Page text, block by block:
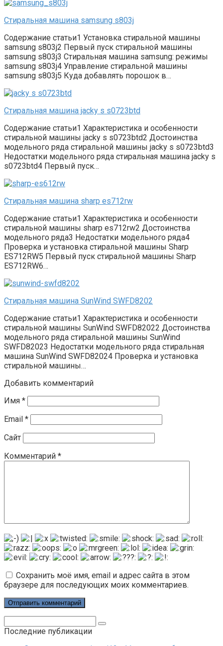
Стиральная машина samsung s803j
Содержание статьи1 Установка стиральной машины
samsung s803j2 Первый пуск стиральной машины
samsung s803j3 Стиральная машина samsung: режимы
samsung s803j4 Управление стиральной машины
samsung s803j5 Куда добавлять порошок в…
Стиральная машина jacky s s0723btd
Содержание статьи1 Характеристика и особенности
стиральной машины jacky s s0723btd2 Достоинства
модельного ряда стиральной машины jacky s s0723btd3
Недостатки модельного ряда стиральная машина jacky s
s0723btd4 Первый пуск…
Стиральная машина sharp es712rw
Содержание статьи1 Характеристика и особенности
стиральной машины sharp es712rw2 Достоинства
модельного ряда3 Недостатки модельного ряда4
Проверка и установка стиральной машины Sharp
ES712RW5 Первый пуск стиральной машины Sharp
ES712RW6…
Стиральная машина SunWind SWFD8202
Содержание статьи1 Характеристика и особенности
стиральной машины SunWind SWFD82022 Достоинства
модельного ряда стиральной машины SunWind
SWFD82023 Недостатки модельного ряда стиральная
машина SunWind SWFD82024 Проверка и установка
стиральной машины…
Добавить комментарий
Имя *
Email *
Сайт
Комментарий *
Сохранить моё имя, email и адрес сайта в этом
браузере для последующих моих комментариев.
Последние публикации